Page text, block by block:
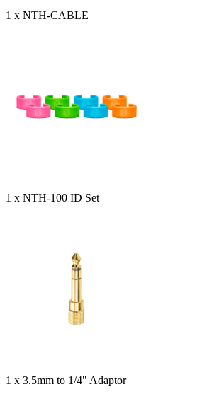
1 x NTH-CABLE
1 x NTH-100 ID Set
1 x 3.5mm to 1/4" Adaptor